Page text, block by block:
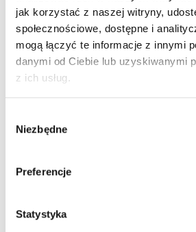
jak korzystać z naszej witryny,
społecznościowe, dostępne i
mogą łączyć te informacje z innymi
danymi od Ciebie lub uzyskiwanymi
z ich usług.
zgody
Niezbędne
Preferencje
Statystyka
Adres e-mail: *
Nazwa firmy:
Województwo: